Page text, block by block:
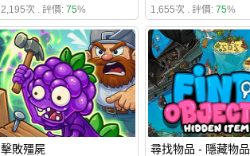
2,195次 . 評價: 75% 1,655次 . 評價: 75%
擊敗殭屍 尋找物品 - 隱藏物品